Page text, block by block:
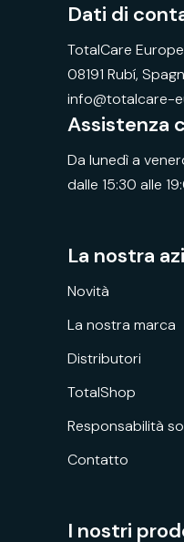
Dati di
TotalCare
08191 Rubí,
info@totalcare-
Assistenza
Da lunedì a
dalle 15:30 alle
La nostra
Novità
La nostra marca
Distributori
TotalShop
Responsabilità
Contatto
I nostri